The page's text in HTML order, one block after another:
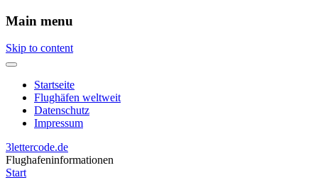
Main menu
Skip to content
Startseite
Flughäfen weltweit
Datenschutz
Impressum
3lettercode.de
Flughafeninformationen
Start